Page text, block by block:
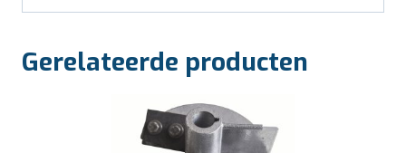
Gerelateerde producten